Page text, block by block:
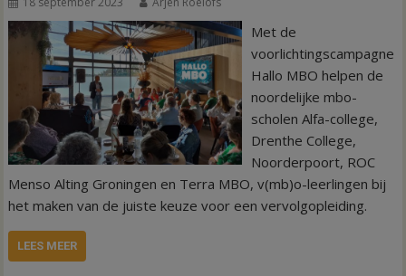
Met de
voorlichtingscampagne
Hallo MBO helpen de
noordelijke mbo-
scholen Alfa-college,
Drenthe College,
Noorderpoort, ROC
Menso Alting Groningen en Terra MBO, v(mb)o-leerlingen bij
het maken van de juiste keuze voor een vervolgopleiding.
LEES MEER